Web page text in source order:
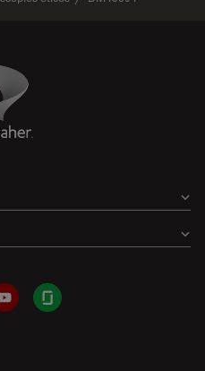
Logo
YouTubeGlassdoor